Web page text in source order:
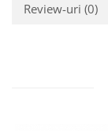
Review-uri (0)